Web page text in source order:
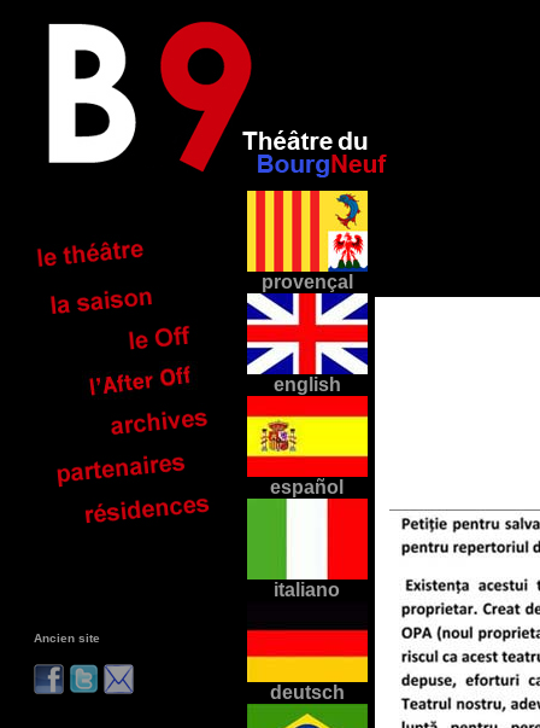
provençal
english
español
italiano
deutsch
Ancien site